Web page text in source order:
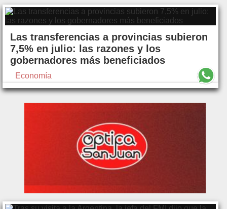
Las transferencias a provincias subieron
7,5% en julio: las razones y los
gobernadores más beneficiados
Economía